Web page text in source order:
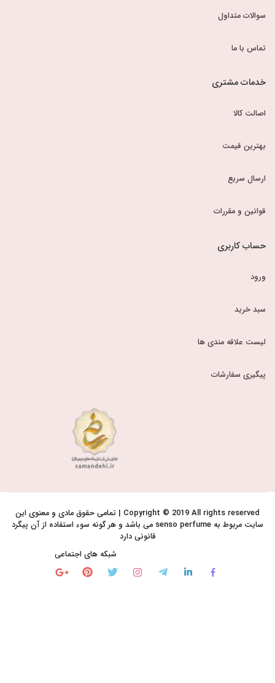
سوالات متداول
تماس با ما
خدمات مشتری
اصالت کالا
بهترین قیمت
ارسال سریع
قوانین و مقررات
حساب کاربری
ورود
سبد خرید
لیست علاقه مندی ها
پیگیری سفارشات
Copyright © 2019 All rights reserved | تمامی حقوق مادی و معنوی این
سایت مربوط به senso perfume می باشد و هر گونه سوء استفاده از آن پیگرد
قانونی دارد
شبکه های اجتماعی